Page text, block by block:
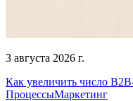
3 августа 2026 г.
Как увеличить число
ПроцессыМаркетинг